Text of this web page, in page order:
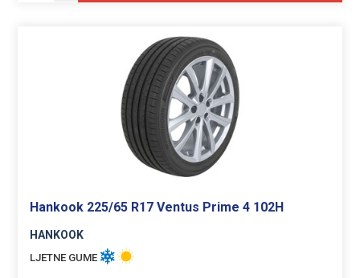
Hankook 225/65 R17 Ventus Prime 4 102H
HANKOOK
LJETNE GUME